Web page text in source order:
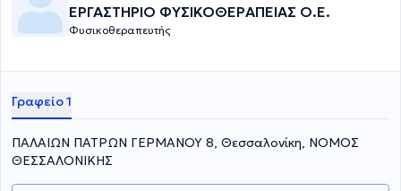
ΕΡΓΑΣΤΗΡΙΟ ΦΥΣΙΚΟΘΕΡΑΠΕΙΑΣ Ο.Ε.
Φυσικοθεραπευτής
Γραφείο 1
ΠΑΛΑΙΩΝ ΠΑΤΡΩΝ ΓΕΡΜΑΝΟΥ 8, Θεσσαλονίκη, ΝΟΜΟΣ
ΘΕΣΣΑΛΟΝΙΚΗΣ